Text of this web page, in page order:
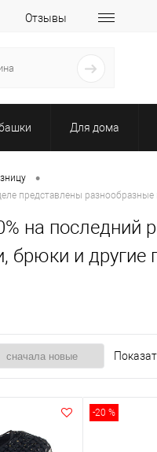
Отзывы
Для дома
•
представлены
на
и другие
-20 %